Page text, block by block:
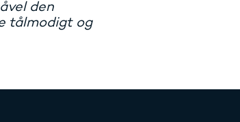
den
tålmodigt og